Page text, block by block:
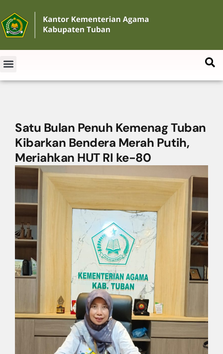
Satu Bulan Penuh Kemenag Tuban
Kibarkan Bendera Merah Putih,
Meriahkan HUT RI ke-80